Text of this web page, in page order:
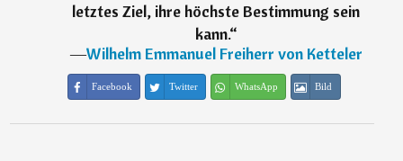
letztes Ziel, ihre höchste Bestimmung sein
kann.“
―Wilhelm Emmanuel Freiherr von Ketteler
Facebook Twitter WhatsApp Bild